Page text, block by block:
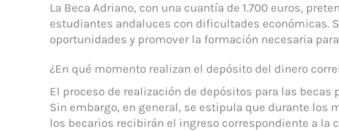
La Beca Adriano, con una cuantía de 1.700 euros,
estudiantes andaluces con dificultades económicas.
oportunidades y promover la formación necesaria
¿En qué momento realizan el depósito del dinero
El proceso de realización de depósitos para las
Sin embargo, en general, se estipula que durante los
los becarios recibirán el ingreso correspondiente a la